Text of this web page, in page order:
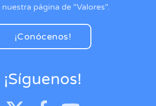
página de "Valores".
¡Conócenos!
¡Síguenos!